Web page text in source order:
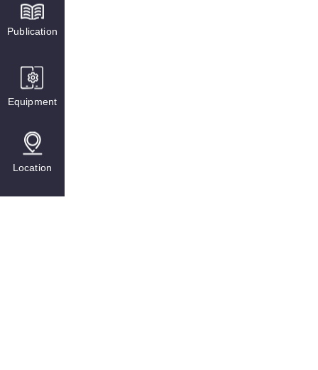
Publication
Equipment
Location